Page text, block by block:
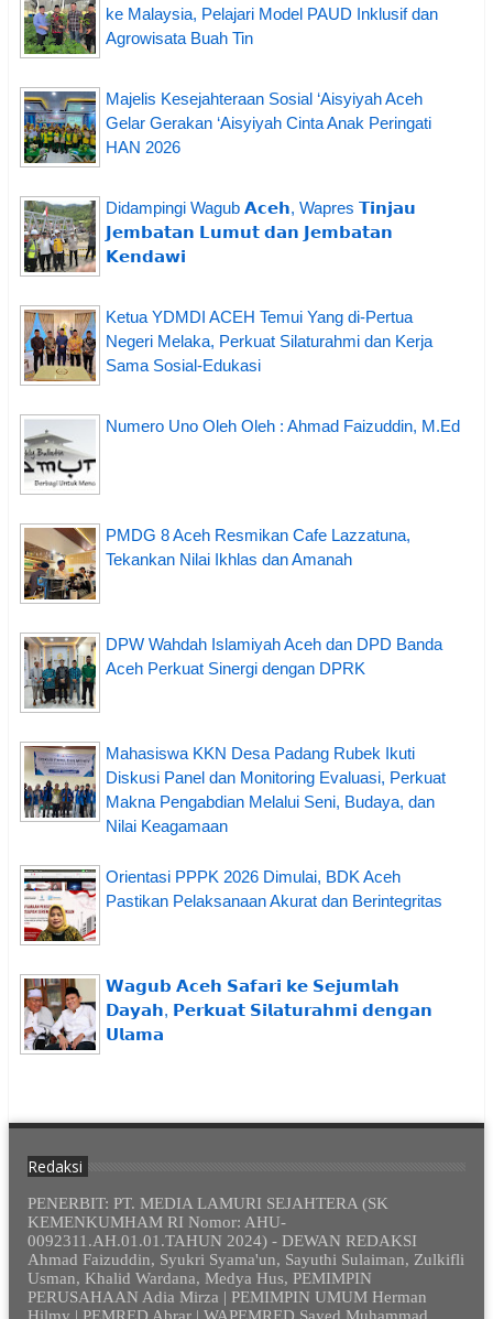
ke Malaysia, Pelajari Model PAUD Inklusif dan
Agrowisata Buah Tin
Majelis Kesejahteraan Sosial ‘Aisyiyah Aceh
Gelar Gerakan ‘Aisyiyah Cinta Anak Peringati
HAN 2026
Didampingi Wagub 𝗔𝗰𝗲𝗵, Wapres 𝗧𝗶𝗻𝗷𝗮𝘂
𝗝𝗲𝗺𝗯𝗮𝘁𝗮𝗻 𝗟𝘂𝗺𝘂𝘁 𝗱𝗮𝗻 𝗝𝗲𝗺𝗯𝗮𝘁𝗮𝗻
𝗞𝗲𝗻𝗱𝗮𝘄𝗶
Ketua YDMDI ACEH Temui Yang di-Pertua
Negeri Melaka, Perkuat Silaturahmi dan Kerja
Sama Sosial-Edukasi
Numero Uno Oleh Oleh : Ahmad Faizuddin, M.Ed
PMDG 8 Aceh Resmikan Cafe Lazzatuna,
Tekankan Nilai Ikhlas dan Amanah
DPW Wahdah Islamiyah Aceh dan DPD Banda
Aceh Perkuat Sinergi dengan DPRK
Mahasiswa KKN Desa Padang Rubek Ikuti
Diskusi Panel dan Monitoring Evaluasi, Perkuat
Makna Pengabdian Melalui Seni, Budaya, dan
Nilai Keagamaan
Orientasi PPPK 2026 Dimulai, BDK Aceh
Pastikan Pelaksanaan Akurat dan Berintegritas
𝗪𝗮𝗴𝘂𝗯 𝗔𝗰𝗲𝗵 𝗦𝗮𝗳𝗮𝗿𝗶 𝗸𝗲 𝗦𝗲𝗷𝘂𝗺𝗹𝗮𝗵
𝗗𝗮𝘆𝗮𝗵, 𝗣𝗲𝗿𝗸𝘂𝗮𝘁 𝗦𝗶𝗹𝗮𝘁𝘂𝗿𝗮𝗵𝗺𝗶 𝗱𝗲𝗻𝗴𝗮𝗻
𝗨𝗹𝗮𝗺𝗮
Redaksi
PENERBIT: PT. MEDIA LAMURI SEJAHTERA (SK
KEMENKUMHAM RI Nomor: AHU-
0092311.AH.01.01.TAHUN 2024) - DEWAN REDAKSI
Ahmad Faizuddin, Syukri Syama'un, Sayuthi Sulaiman, Zulkifli
Usman, Khalid Wardana, Medya Hus, PEMIMPIN
PERUSAHAAN Adia Mirza | PEMIMPIN UMUM Herman